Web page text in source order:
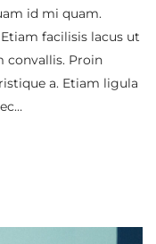
id mi quam.
facilisis lacus ut
convallis. Proin
a. Etiam ligula